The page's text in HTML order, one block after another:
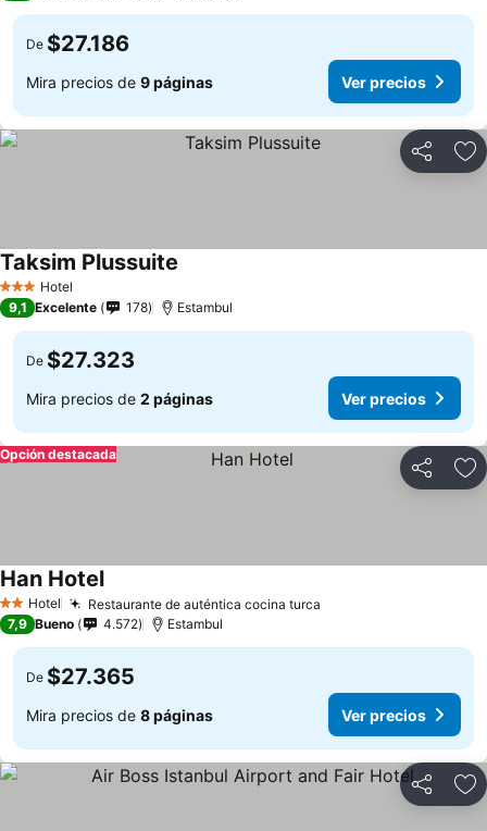
De $27.186
Mira precios de 9 páginas Ver precios
Compartir
3 Estrellas
Hotel
Taksim Plussuite
9,1 Excelente 178 Estambul
De $27.323
Mira precios de 2 páginas Ver precios
Compartir
Opción destacada
2 Estrellas
Hotel Restaurante de auténtica cocina turca
Han Hotel
7,9 Bueno 4.572 Estambul
De $27.365
Mira precios de 8 páginas Ver precios
Compartir